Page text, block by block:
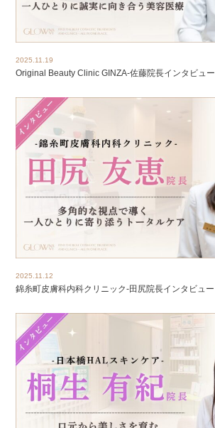
2025.11.19
Original Beauty Clinic GINZA-佐藤院長インタビュー
2025.11.12
錦糸町皮膚科内科クリニック-田尻院長インタビュー